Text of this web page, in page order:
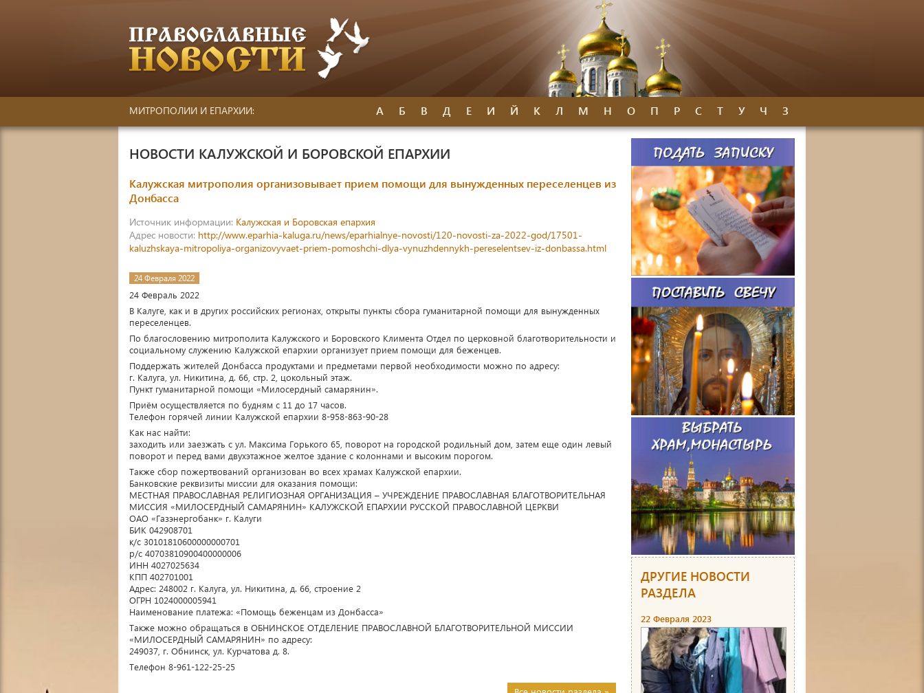
МИТРОПОЛИИ И ЕПАРХИИ: А Б В Д Е И Й К Л М Н О П Р С Т У Ч З
НОВОСТИ КАЛУЖСКОЙ И БОРОВСКОЙ ЕПАРХИИ
Калужская митрополия организовывает прием помощи для вынужденных переселенцев из
Донбасса
Источник информации: Калужская и Боровская епархия
Адрес новости: http://www.eparhia-kaluga.ru/news/eparhialnye-novosti/120-novosti-za-2022-god/17501-
kaluzhskaya-mitropoliya-organizovyvaet-priem-pomoshchi-dlya-vynuzhdennykh-pereselentsev-iz-donbassa.html
24 Февраля 2022
24 Февраль 2022
В Калуге, как и в других российских регионах, открыты пункты сбора гуманитарной помощи для вынужденных
переселенцев.
По благословению митрополита Калужского и Боровского Климента Отдел по церковной благотворительности и
социальному служению Калужской епархии организует прием помощи для беженцев.
Поддержать жителей Донбасса продуктами и предметами первой необходимости можно по адресу:
г. Калуга, ул. Никитина, д. 66, стр. 2, цокольный этаж.
Пункт гуманитарной помощи «Милосердный самарянин».
Приём осуществляется по будням с 11 до 17 часов.
Телефон горячей линии Калужской епархии 8-958-863-90-28
Как нас найти:
заходить или заезжать с ул. Максима Горького 65, поворот на городской родильный дом, затем еще один левый
поворот и перед вами двухэтажное желтое здание с колоннами и высоким порогом.
Также сбор пожертвований организован во всех храмах Калужской епархии.
Банковские реквизиты миссии для оказания помощи:
МЕСТНАЯ ПРАВОСЛАВНАЯ РЕЛИГИОЗНАЯ ОРГАНИЗАЦИЯ – УЧРЕЖДЕНИЕ ПРАВОСЛАВНАЯ БЛАГОТВОРИТЕЛЬНАЯ
МИССИЯ «МИЛОСЕРДНЫЙ САМАРЯНИН» КАЛУЖСКОЙ ЕПАРХИИ РУССКОЙ ПРАВОСЛАВНОЙ ЦЕРКВИ
ОАО «Газэнергобанк» г. Калуги
БИК 042908701
к/с 30101810600000000701
р/с 40703810900400000006
ИНН 4027025634
КПП 402701001
Адрес: 248002 г. Калуга, ул. Никитина, д. 66, строение 2
ОГРН 1024000005941
Наименование платежа: «Помощь беженцам из Донбасса»
Также можно обращаться в ОБНИНСКОЕ ОТДЕЛЕНИЕ ПРАВОСЛАВНОЙ БЛАГОТВОРИТЕЛЬНОЙ МИССИИ
«МИЛОСЕРДНЫЙ САМАРЯНИН» по адресу:
249037, г. Обнинск, ул. Курчатова д. 8.
Телефон 8-961-122-25-25
ДРУГИЕ НОВОСТИ
РАЗДЕЛА
22 Февраля 2023